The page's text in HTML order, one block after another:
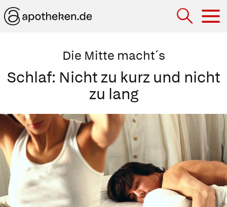
Die Mitte macht´s
Schlaf: Nicht zu kurz und nicht
zu lang